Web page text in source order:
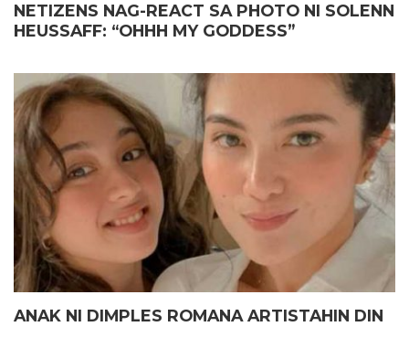
NETIZENS NAG-REACT SA PHOTO NI SOLENN
HEUSSAFF: “OHHH MY GODDESS”
ANAK NI DIMPLES ROMANA ARTISTAHIN DIN